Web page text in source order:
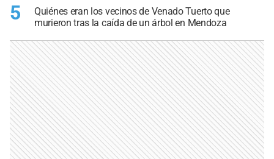
5
Quiénes eran los vecinos de Venado Tuerto que
murieron tras la caída de un árbol en Mendoza